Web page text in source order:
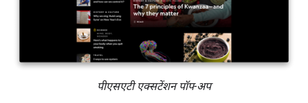
पीएसएटी एक्सटेंशन पॉप-अप